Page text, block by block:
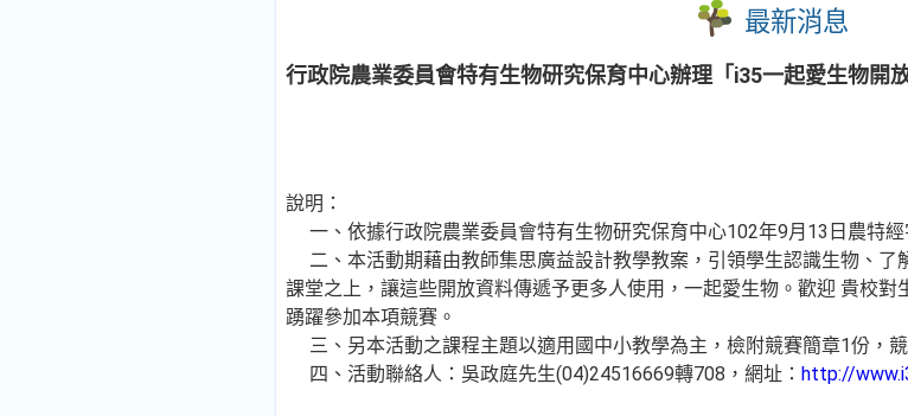
最新消息
行政院農業委員會特有生物研究保育中心辦理「i35一起愛生物開
說明：
一、依據行政院農業委員會特有生物研究保育中心102年9月13日農特經
二、本活動期藉由教師集思廣益設計教學教案，引領學生認識生物、了
課堂之上，讓這些開放資料傳遞予更多人使用，一起愛生物。歡迎 貴校
踴躍參加本項競賽。
三、另本活動之課程主題以適用國中小教學為主，檢附競賽簡章1份，
四、活動聯絡人：吳政庭先生(04)24516669轉708，網址： http://